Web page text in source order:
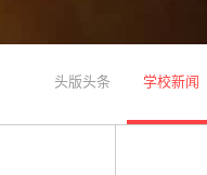
头版头条 学校新闻